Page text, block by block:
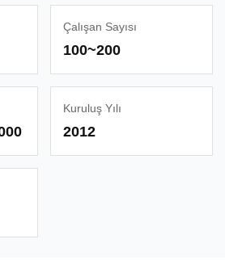
Çalışan Sayısı
100~200
Kuruluş Yılı
2012